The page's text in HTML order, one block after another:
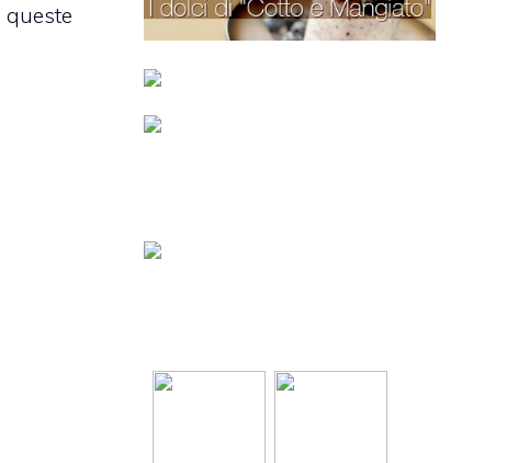
queste